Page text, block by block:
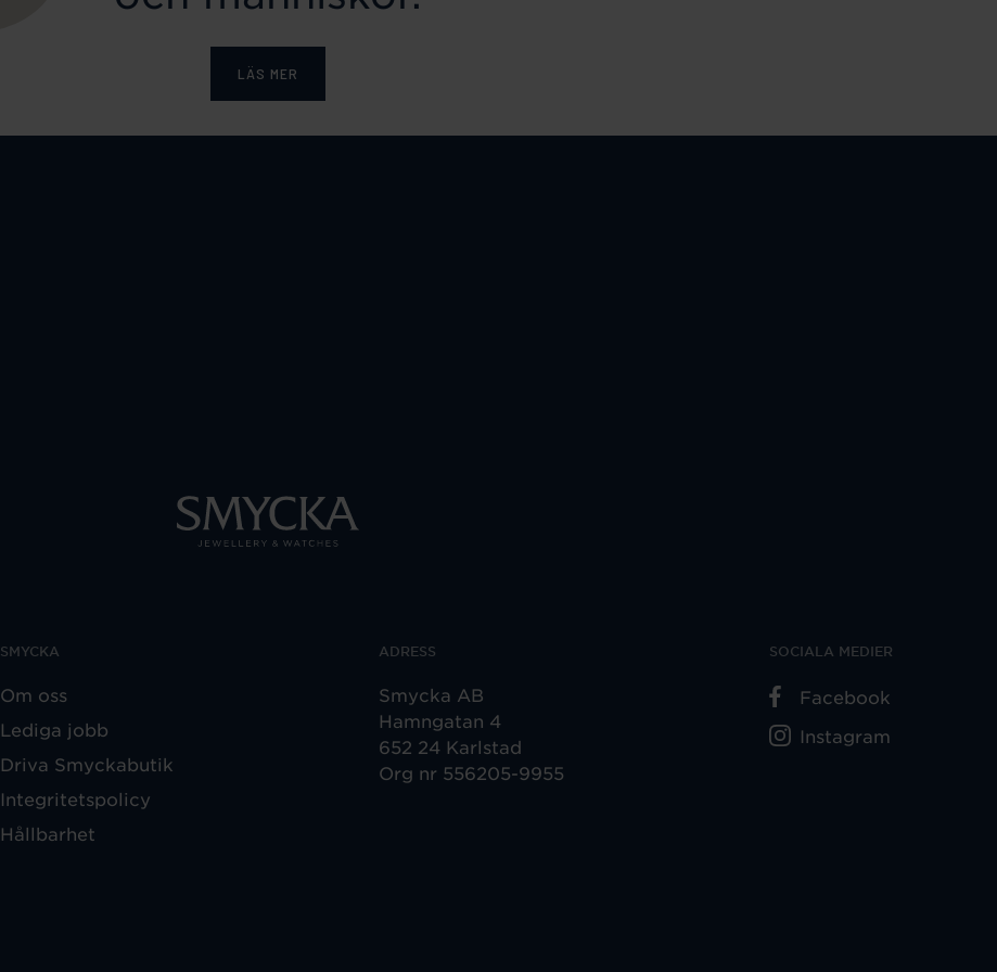
LÄS MER
SMYCKA
Om oss
Lediga jobb
Driva Smyckabutik
Integritetspolicy
Hållbarhet
ADRESS
Smycka AB
Hamngatan 4
652 24 Karlstad
Org nr 556205-9955
SOCIALA MEDIER
Facebook
Instagram